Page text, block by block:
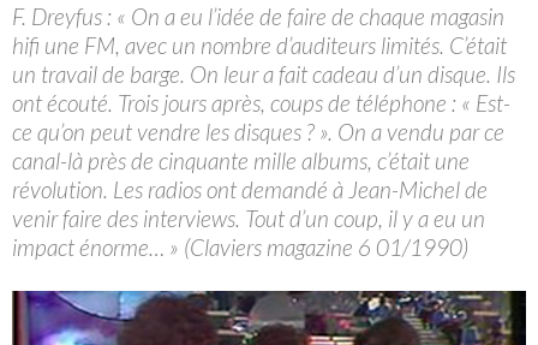
F. Dreyfus : « On a eu l’idée de faire de chaque magasin
hifi une FM, avec un nombre d’auditeurs limités. C’était
un travail de barge. On leur a fait cadeau d’un disque. Ils
ont écouté. Trois jours après, coups de téléphone : « Est-
ce qu’on peut vendre les disques ? ». On a vendu par ce
canal-là près de cinquante mille albums, c’était une
révolution. Les radios ont demandé à Jean-Michel de
venir faire des interviews. Tout d’un coup, il y a eu un
impact énorme… » (Claviers magazine 6 01/1990)